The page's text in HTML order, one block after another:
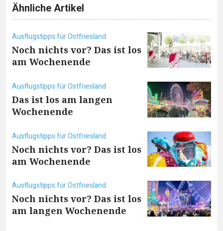
Ähnliche Artikel
Ausflugstipps für Ostfriesland
Noch nichts vor? Das ist los
am Wochenende
Ausflugstipps für Ostfriesland
Das ist los am langen
Wochenende
Ausflugstipps für Ostfriesland
Noch nichts vor? Das ist los
am Wochenende
Ausflugstipps für Ostfriesland
Noch nichts vor? Das ist los
am langen Wochenende